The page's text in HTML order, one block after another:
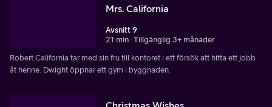
Mrs. California
Avsnitt 9
21 min Tillgänglig 3+ månader
Robert California tar med sin fru till kontoret i ett försök att hitta ett jobb
åt henne. Dwight öppnar ett gym i byggnaden.